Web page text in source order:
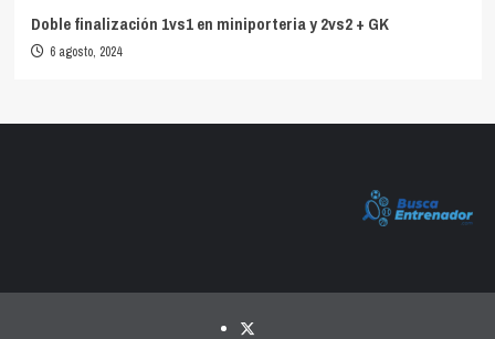
Doble finalización 1vs1 en miniporteria y 2vs2 + GK
6 agosto, 2024
Twitter